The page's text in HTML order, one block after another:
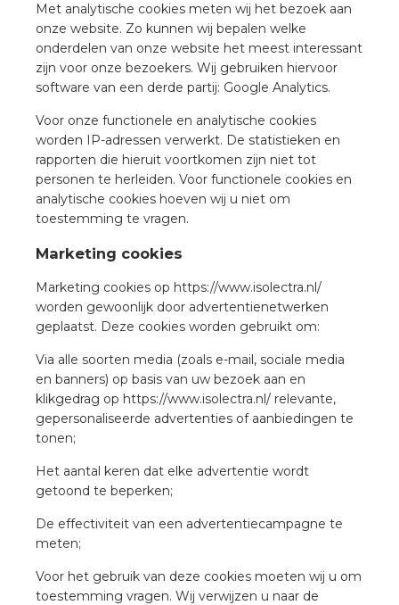
Met analytische cookies meten wij het bezoek aan
onze website. Zo kunnen wij bepalen welke
onderdelen van onze website het meest interessant
zijn voor onze bezoekers. Wij gebruiken hiervoor
software van een derde partij: Google Analytics.
Voor onze functionele en analytische cookies
worden IP-adressen verwerkt. De statistieken en
rapporten die hieruit voortkomen zijn niet tot
personen te herleiden. Voor functionele cookies en
analytische cookies hoeven wij u niet om
toestemming te vragen.
Marketing cookies
Marketing cookies op https://www.isolectra.nl/
worden gewoonlijk door advertentienetwerken
geplaatst. Deze cookies worden gebruikt om:
Via alle soorten media (zoals e-mail, sociale media
en banners) op basis van uw bezoek aan en
klikgedrag op https://www.isolectra.nl/ relevante,
gepersonaliseerde advertenties of aanbiedingen te
tonen;
Het aantal keren dat elke advertentie wordt
getoond te beperken;
De effectiviteit van een advertentiecampagne te
meten;
Voor het gebruik van deze cookies moeten wij u om
toestemming vragen. Wij verwijzen u naar de
waarde
groothandels